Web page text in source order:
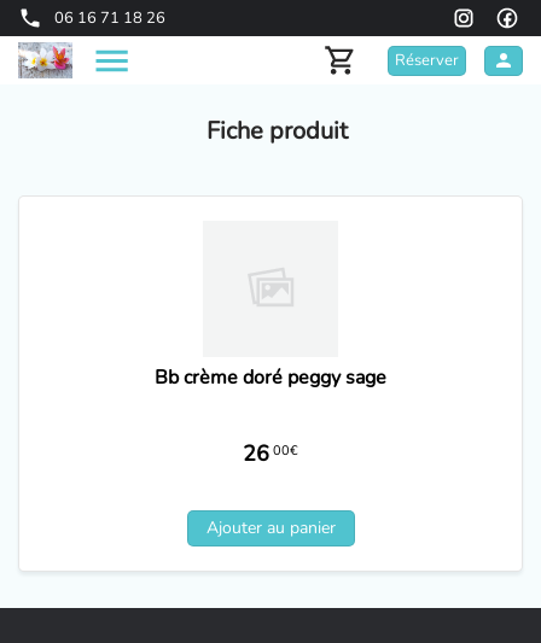
06 16 71 18 26
Réserver
Fiche produit
Bb crème doré peggy sage
26 00€
Ajouter au panier